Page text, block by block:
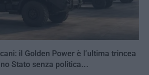
il Golden Power è l’ultima trincea
Stato senza politica...